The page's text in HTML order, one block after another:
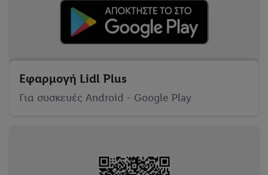
Εφαρμογή Lidl Plus
Για συσκευές Android - Google Play